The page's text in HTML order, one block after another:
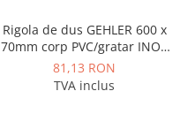
Rigola de dus GEHLER 600 x
70mm corp PVC/gratar INOX
TD-G125BG-1
81,13 RON
TVA inclus